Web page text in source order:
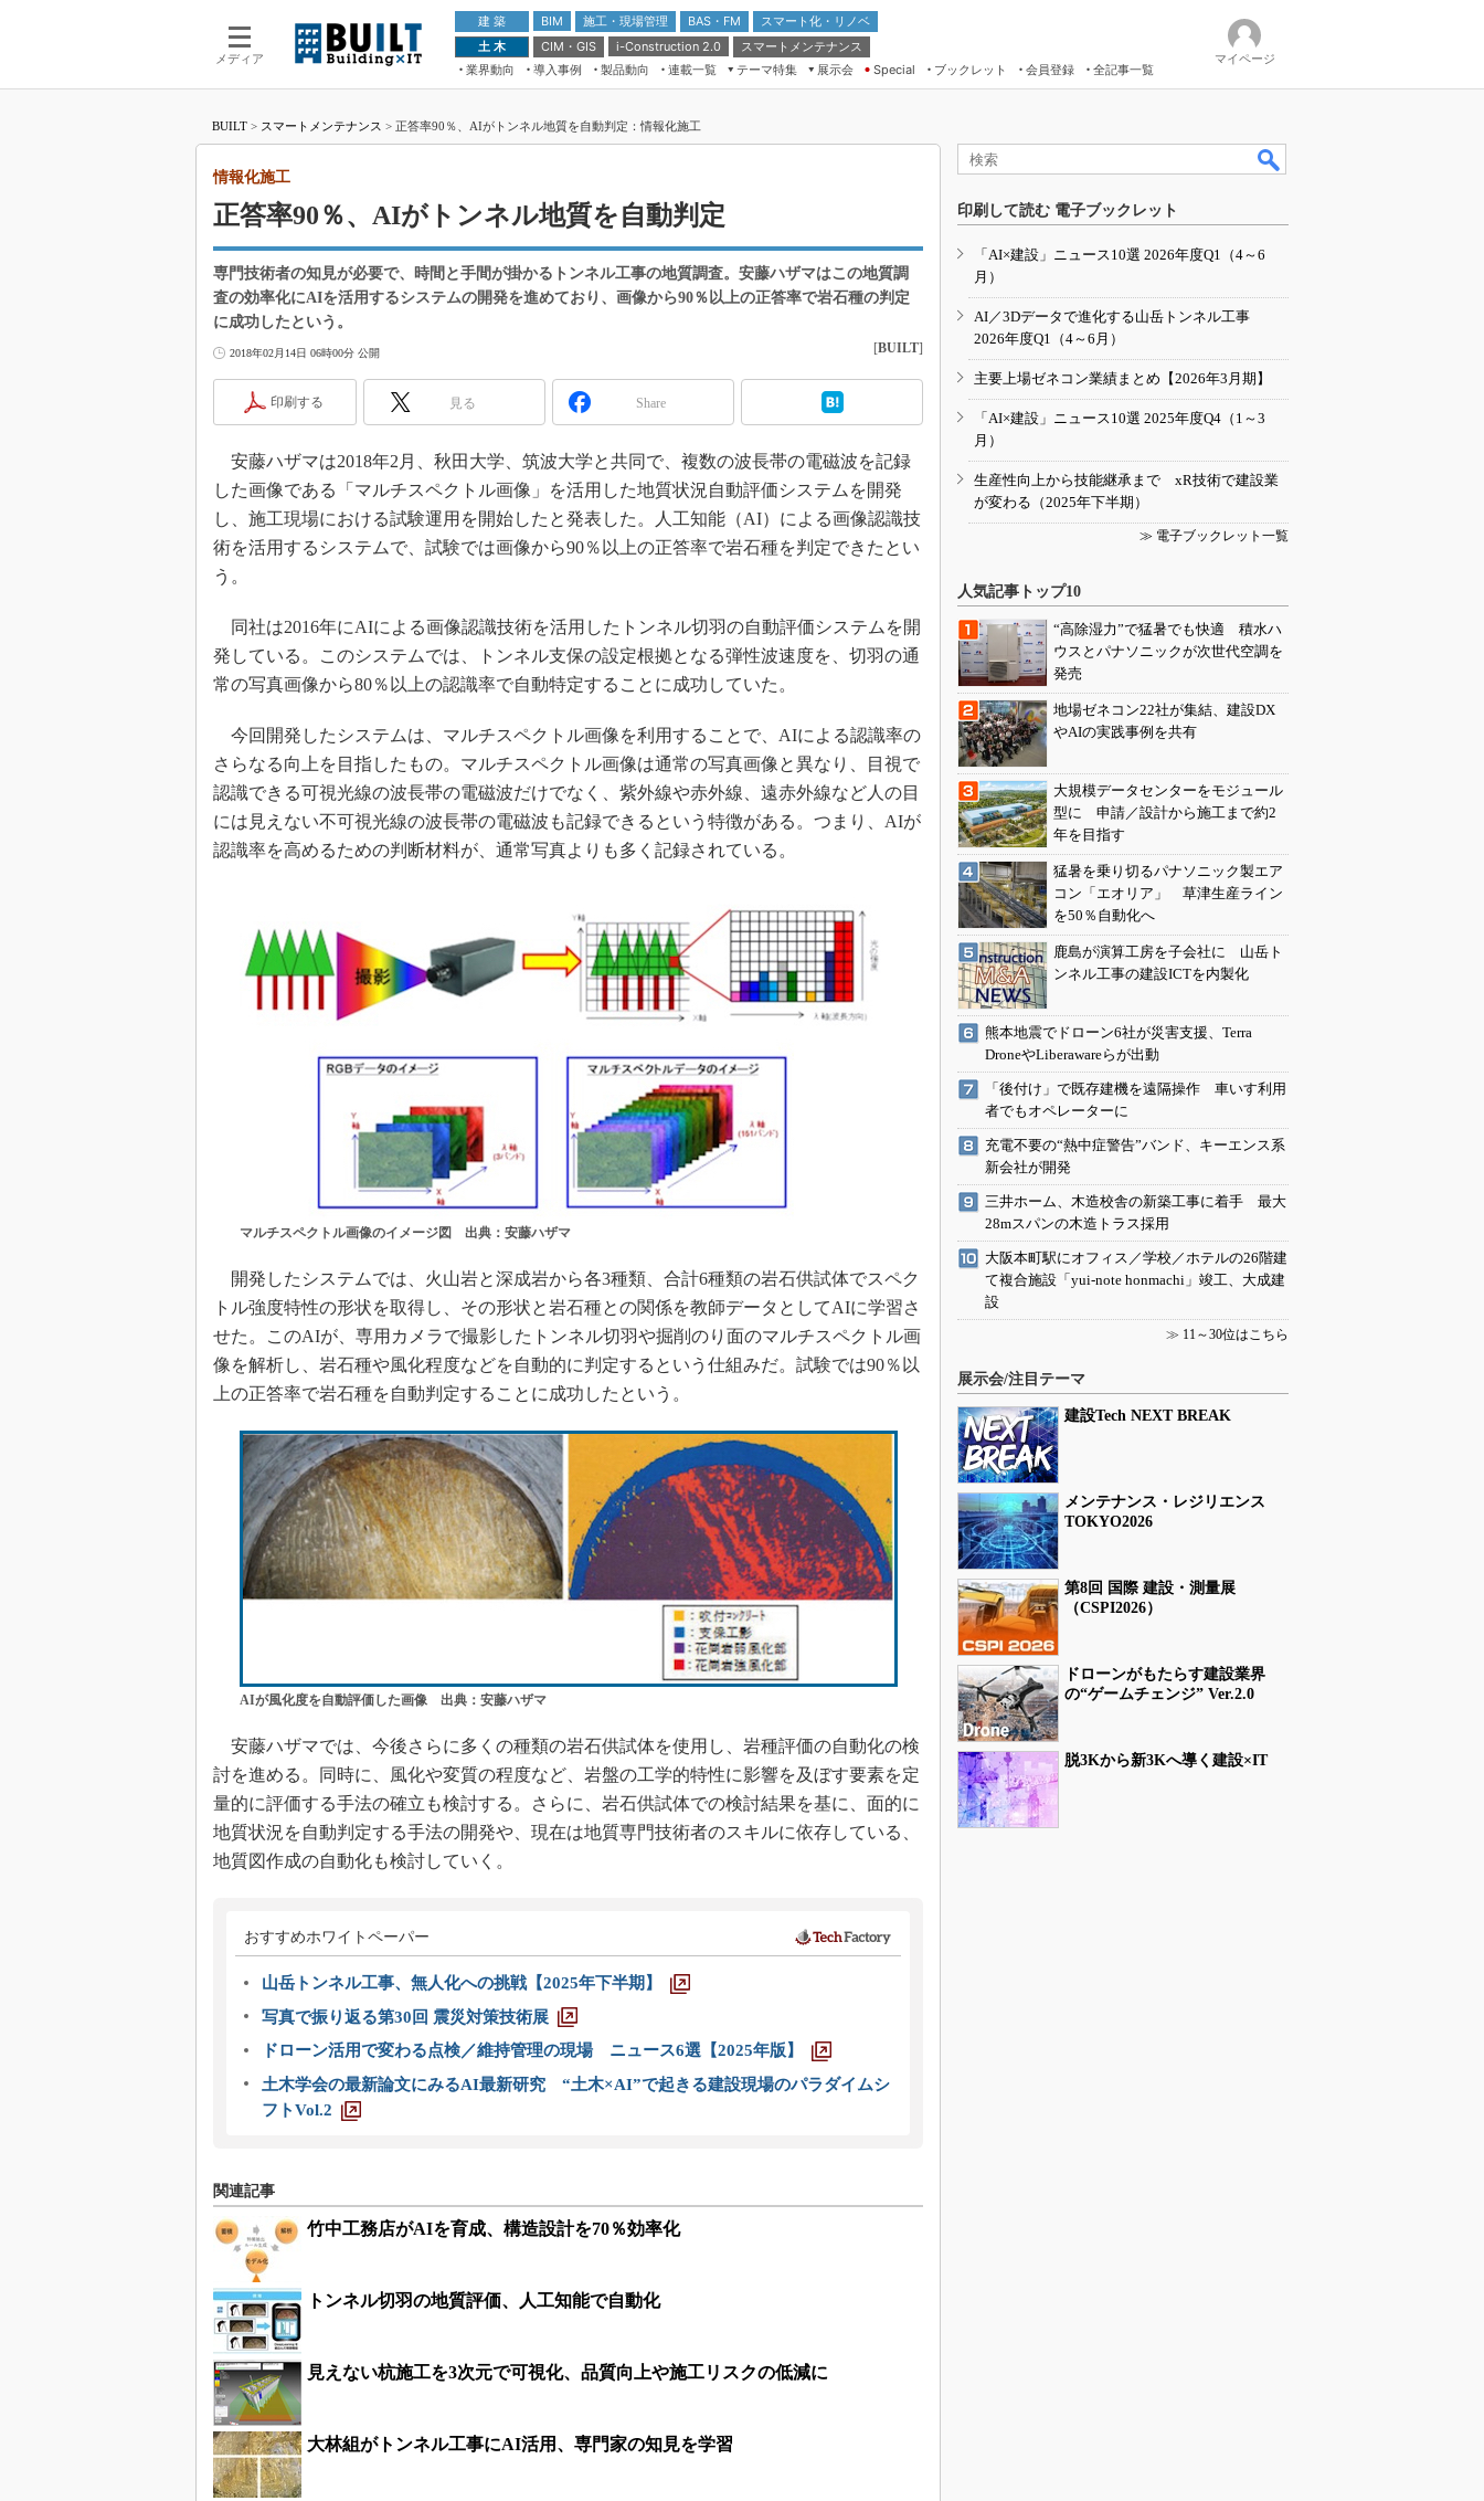
メディア
建 築 BIM 施工・現場管理 BAS・FM
スマート化・リノベ
土 木
CIM・GIS i-Construction 2.0
スマートメンテナンス
業界動向
導入事例 製品動向 連載一覧
テーマ特集
ドローンがもたらす建設業界の“ゲー
ムチェンジ” Ver.2.0
“Society5.0”時代のスマートビル
VR／ARが描くモノづくりのミライ
展示会
第8回 国際 建設・測量展
築・土木・不動産の先端技術展－
Japan Drone 2023
メンテナンス・レジリエンスOSAKA
2020
2019
Special ブックレット 会員登録 全記事一覧
マイページ
BUILT > スマートメンテナンス > 正答率90％、AIがトンネル地質を自動判定：情報化施工
正答率90％、AIがトンネル地質を自動判定
情報化施工
専門技術者の知見が必要で、時間と手間が掛かるトンネル工事の地質調査。安藤ハザマはこの地質調
査の効率化にAIを活用するシステムの開発を進めており、画像から90％以上の正答率で岩石種の判定
に成功したという。
2018年02月14日 06時00分 公開 [BUILT]
印刷する 見る Share
安藤ハザマは2018年2月、秋田大学、筑波大学と共同で、複数の波長帯の電磁波を記録
した画像である「マルチスペクトル画像」を活用した地質状況自動評価システムを開発
し、施工現場における試験運用を開始したと発表した。人工知能（AI）による画像認識技
術を活用するシステムで、試験では画像から90％以上の正答率で岩石種を判定できたとい
う。
同社は2016年にAIによる画像認識技術を活用したトンネル切羽の自動評価システムを開
発している。このシステムでは、トンネル支保の設定根拠となる弾性波速度を、切羽の通
常の写真画像から80％以上の認識率で自動特定することに成功していた。
今回開発したシステムは、マルチスペクトル画像を利用することで、AIによる認識率の
さらなる向上を目指したもの。マルチスペクトル画像は通常の写真画像と異なり、目視で
認識できる可視光線の波長帯の電磁波だけでなく、紫外線や赤外線、遠赤外線など人の目
には見えない不可視光線の波長帯の電磁波も記録できるという特徴がある。つまり、AIが
認識率を高めるための判断材料が、通常写真よりも多く記録されている。
マルチスペクトル画像のイメージ図 出典：安藤ハザマ
開発したシステムでは、火山岩と深成岩から各3種類、合計6種類の岩石供試体でスペク
トル強度特性の形状を取得し、その形状と岩石種との関係を教師データとしてAIに学習さ
せた。このAIが、専用カメラで撮影したトンネル切羽や掘削のり面のマルチスペクトル画
像を解析し、岩石種や風化程度などを自動的に判定するという仕組みだ。試験では90％以
上の正答率で岩石種を自動判定することに成功したという。
AIが風化度を自動評価した画像 出典：安藤ハザマ
安藤ハザマでは、今後さらに多くの種類の岩石供試体を使用し、岩種評価の自動化の検
討を進める。同時に、風化や変質の程度など、岩盤の工学的特性に影響を及ぼす要素を定
量的に評価する手法の確立も検討する。さらに、岩石供試体での検討結果を基に、面的に
地質状況を自動判定する手法の開発や、現在は地質専門技術者のスキルに依存している、
地質図作成の自動化も検討していく。
おすすめホワイトペーパー
山岳トンネル工事、無人化への挑戦【2025年下半期】
写真で振り返る第30回 震災対策技術展
ドローン活用で変わる点検／維持管理の現場 ニュース6選【2025年版】
土木学会の最新論文にみるAI最新研究 “土木×AI”で起きる建設現場のパラダイムシ
フトVol.2
関連記事
竹中工務店がAIを育成、構造設計を70％効率化
トンネル切羽の地質評価、人工知能で自動化
見えない杭施工を3次元で可視化、品質向上や施工リスクの低減に
大林組がトンネル工事にAI活用、専門家の知見を学習
印刷して読む 電子ブックレット
「AI×建設」ニュース10選 2026年度Q1（4～6
月）
AI／3Dデータで進化する山岳トンネル工事
2026年度Q1（4～6月）
主要上場ゼネコン業績まとめ【2026年3月期】
「AI×建設」ニュース10選 2025年度Q4（1～3
月）
生産性向上から技能継承まで xR技術で建設業
が変わる（2025年下半期）
≫ 電子ブックレット一覧
人気記事トップ10
“高除湿力”で猛暑でも快適 積水ハ
ウスとパナソニックが次世代空調を
発売
地場ゼネコン22社が集結、建設DX
やAIの実践事例を共有
大規模データセンターをモジュール
型に 申請／設計から施工まで約2
年を目指す
猛暑を乗り切るパナソニック製エア
コン「エオリア」 草津生産ライン
を50％自動化へ
鹿島が演算工房を子会社に 山岳ト
ンネル工事の建設ICTを内製化
熊本地震でドローン6社が災害支援、Terra
DroneやLiberawareらが出動
「後付け」で既存建機を遠隔操作 車いす利用
者でもオペレーターに
充電不要の“熱中症警告”バンド、キーエンス系
新会社が開発
三井ホーム、木造校舎の新築工事に着手 最大
28mスパンの木造トラス採用
大阪本町駅にオフィス／学校／ホテルの26階建
て複合施設「yui-note honmachi」竣工、大成建
設
≫ 11～30位はこちら
展示会/注目テーマ
建設Tech NEXT BREAK
メンテナンス・レジリエンス
TOKYO2026
第8回 国際 建設・測量展
（CSPI2026）
ドローンがもたらす建設業界
の“ゲームチェンジ” Ver.2.0
脱3Kから新3Kへ導く建設×IT